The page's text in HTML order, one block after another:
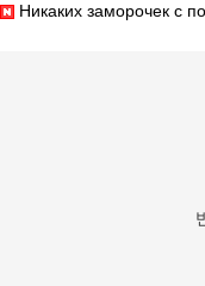
Никаких заморочек с